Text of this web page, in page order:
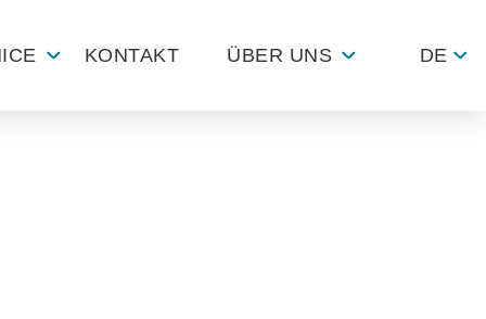
KONTAKT ÜBER UNS DE